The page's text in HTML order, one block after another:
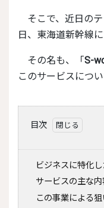
そこで、近日のテレワーク需要もあり2021年8月26
日、東海道新幹線
その名も、「 S-
このサービスにつ
目次
ビジネスに特化し
サービスの主な内
この事業による